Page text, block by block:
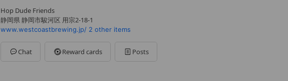
Hop Dude Friends
静岡県 静岡市駿河区 用宗2-18-1
www.westcoastbrewing.jp/ 2 other items
Chat Reward cards Posts